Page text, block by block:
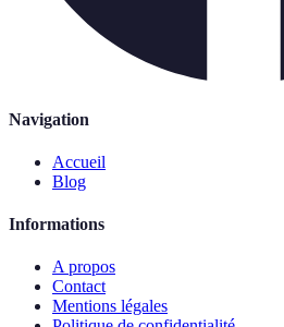
Navigation
Accueil
Blog
Informations
A propos
Contact
Mentions légales